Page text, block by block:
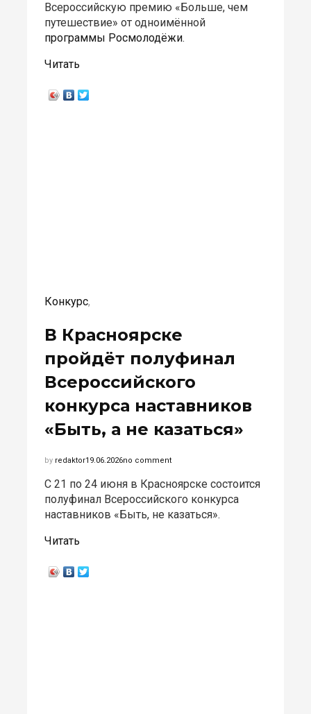
Всероссийскую премию «Больше, чем
путешествие» от одноимённой
программы Росмолодёжи.
Читать
Конкурс,
В Красноярске
пройдёт полуфинал
Всероссийского
конкурса наставников
«Быть, а не казаться»
by redaktor19.06.2026no comment
С 21 по 24 июня в Красноярске состоится
полуфинал Всероссийского конкурса
наставников «Быть, не казаться».
Читать